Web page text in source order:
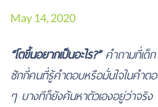
May 14, 2020
“โตขึ้นอยากเป็นอะไร?”คำถามที่เด็
ซักกี่คนที่รู้คำตอบหรือมั่นใจในคำต
ๆ บางทีก็ยังค้นหาตัวเองอยู่ว่าจริง